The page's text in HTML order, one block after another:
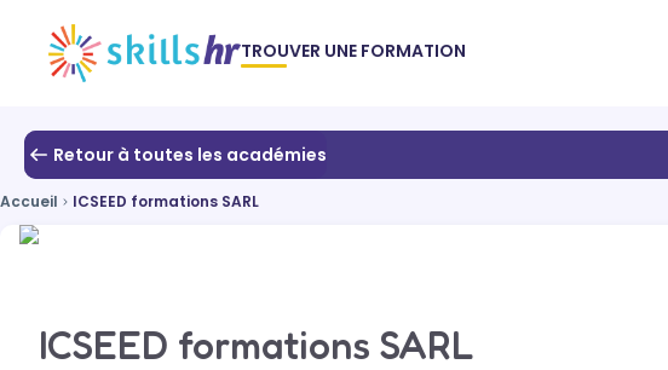
TROUVER UNE FORMATION
Retour à toutes les académies
Accueil ICSEED formations SARL
ICSEED formations SARL